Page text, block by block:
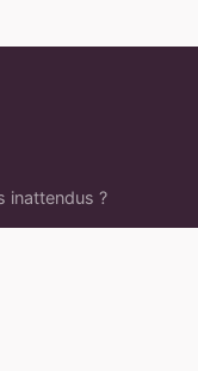
inattendus ?